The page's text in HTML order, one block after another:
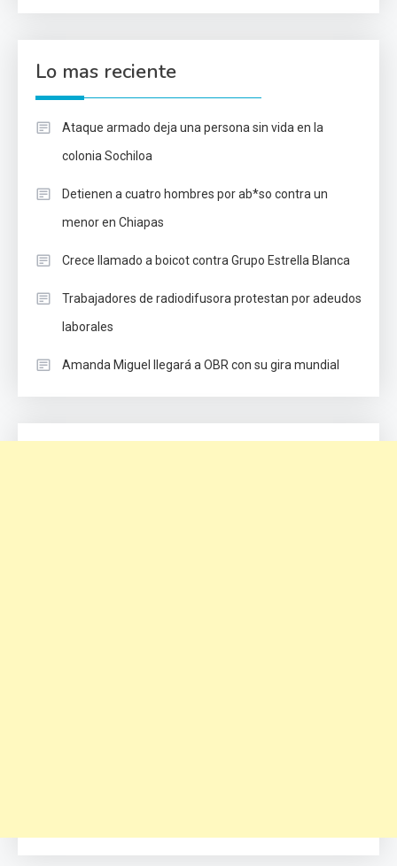
Lo mas reciente
Ataque armado deja una persona sin vida en la
colonia Sochiloa
Detienen a cuatro hombres por ab*so contra un
menor en Chiapas
Crece llamado a boicot contra Grupo Estrella Blanca
Trabajadores de radiodifusora protestan por adeudos
laborales
Amanda Miguel llegará a OBR con su gira mundial